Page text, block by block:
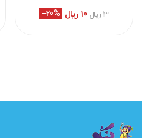
13 ریال 10 ریال ‎−20%